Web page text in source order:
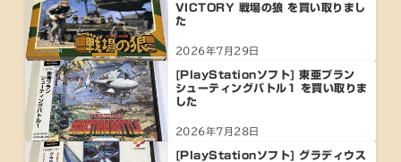
VICTORY 戦場の狼 を買い取りまし
た
2026年7月29日
[PlayStationソフト] 東亜プラン
シューティングバトル1 を買い取りま
した
2026年7月28日
[PlayStationソフト] グラディウス